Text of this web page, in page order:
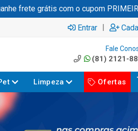
grátis com o cupom
Entrar |
Fale
(81) 2121-
Limpeza Ofertas